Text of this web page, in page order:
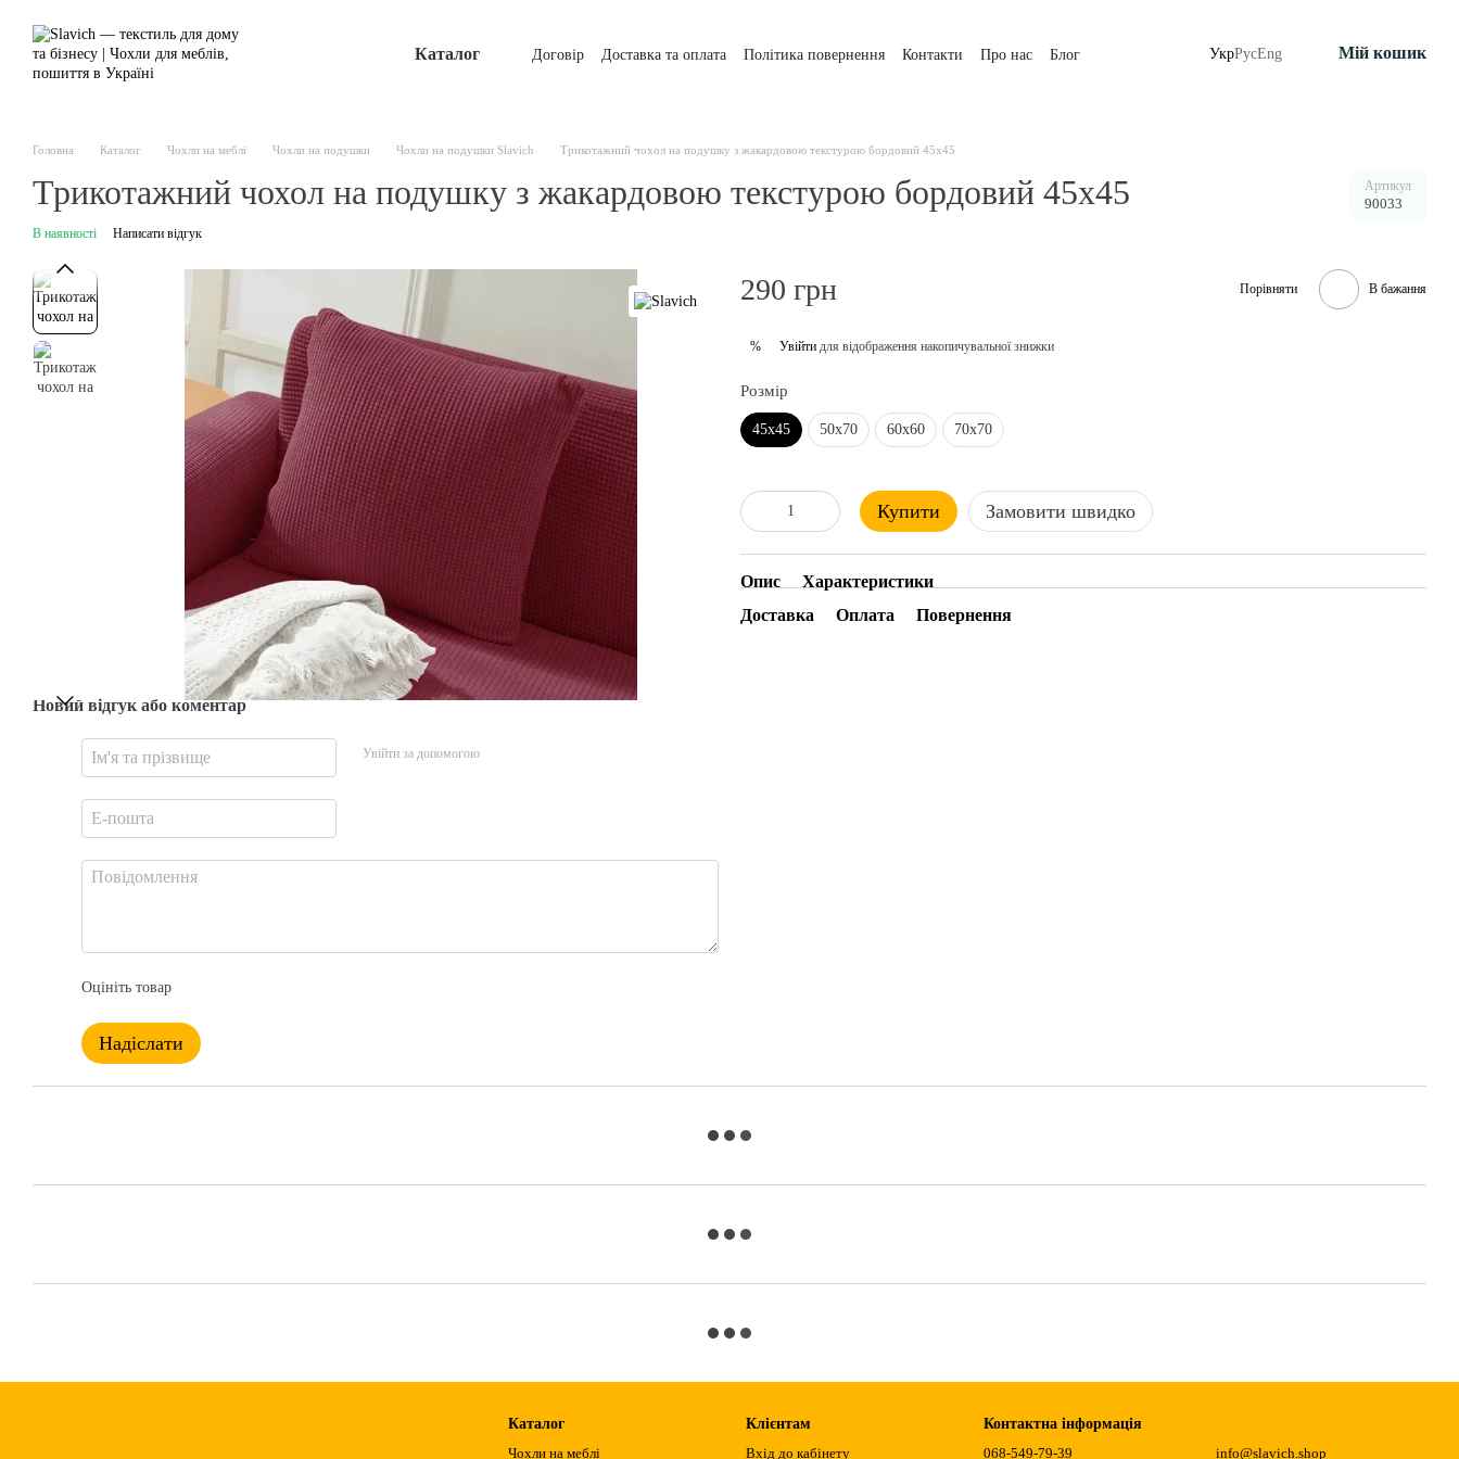
Каталог Договір Доставка та оплата Політика повернення Контакти Про нас Блог УкрРусEng Мій кошик
Головна Каталог Чохли на меблі Чохли на подушки Чохли на подушки Slavich Трикотажний чохол на подушку з жакардовою текстурою бордовий 45х45
Трикотажний чохол на подушку з жакардовою текстурою бордовий 45х45 Артикул
90033
В наявності Написати відгук
Новий відгук або коментар
Увійти за допомогою
Оцініть товар
Надіслати
290 грн Порівняти В бажання
% Увійти для відображення накопичувальної знижки
Розмір
45х45 50х70 60х60 70х70
Купити Замовити швидко
Опис
Характеристики
Доставка
Оплата Повернення
Каталог
Чохли на меблі
Клієнтам
Вхід до кабінету
Контактна інформація
068-549-79-39
info@slavich.shop